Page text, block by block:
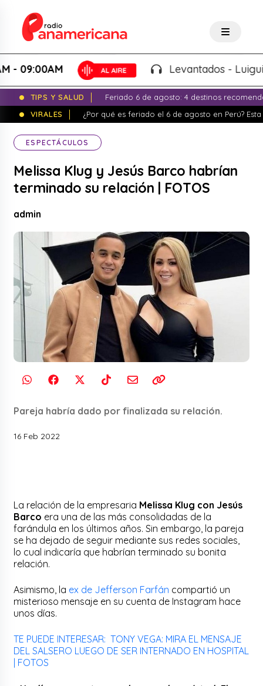
Levantados - Luigui
TIPS Y SALUD
Feriado 6 de agosto: 4 destinos
VIRALES
¿Por qué es feriado el 6 de agosto en Perú?
ESPECTÁCULOS
Melissa Klug y Jesús Barco habrían
terminado su relación | FOTOS
admin
Pareja habría dado por finalizada su relación.
16 Feb 2022
La relación de la empresaria Melissa Klug con Jesús
Barco era una de las más consolidadas de la
farándula en los últimos años. Sin embargo, la pareja
se ha dejado de seguir mediante sus redes sociales,
lo cual indicaría que habrían terminado su bonita
relación.
Asimismo, la ex de Jefferson Farfán compartió un
misterioso mensaje en su cuenta de Instagram hace
unos días.
TE PUEDE INTERESAR: TONY VEGA: MIRA EL MENSAJE
DEL SALSERO LUEGO DE SER INTERNADO EN HOSPITAL
| FOTOS